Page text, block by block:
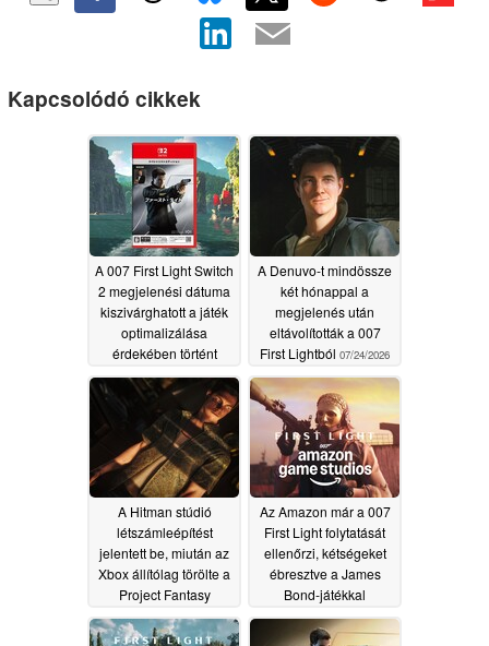
Kapcsolódó cikkek
A 007 First Light Switch
2 megjelenési dátuma
kiszivárghatott a játék
optimalizálása
érdekében történt
késleltetés után
07/28/2026
A Denuvo-t mindössze
két hónappal a
megjelenés után
eltávolították a 007
First Lightból 07/24/2026
A Hitman stúdió
létszámleépítést
jelentett be, miután az
Xbox állítólag törölte a
Project Fantasy
projektet a 007: First
Light sikere ellenére
Az Amazon már a 007
First Light folytatását
ellenőrzi, kétségeket
ébresztve a James
Bond-játékkal
kapcsolatban06/04/2026